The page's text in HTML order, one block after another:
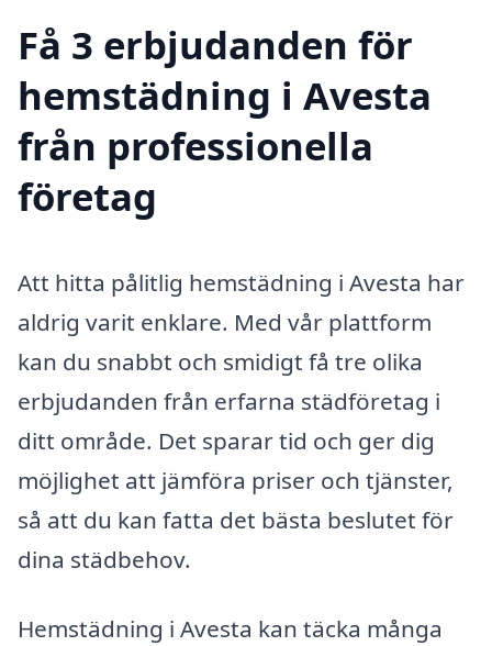
Få 3 erbjudanden för
hemstädning i Avesta
från professionella
företag
Att hitta pålitlig hemstädning i Avesta har
aldrig varit enklare. Med vår plattform
kan du snabbt och smidigt få tre olika
erbjudanden från erfarna städföretag i
ditt område. Det sparar tid och ger dig
möjlighet att jämföra priser och tjänster,
så att du kan fatta det bästa beslutet för
dina städbehov.
Hemstädning i Avesta kan täcka många